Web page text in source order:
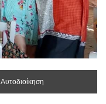
Αυτοδιοίκηση